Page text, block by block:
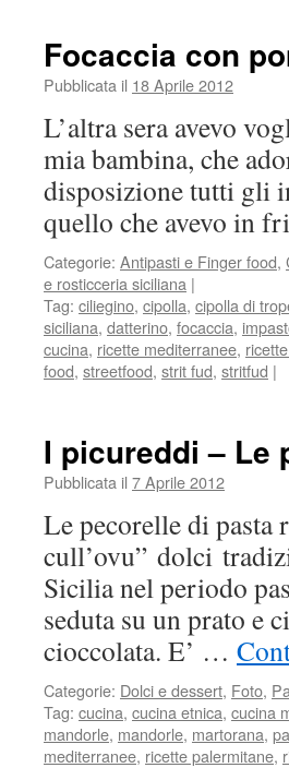
Focaccia con
Pubblicata il 18 Aprile 2012
L’altra sera avevo
mia bambina, che
disposizione tutti gli
quello che avevo in
Categorie: Antipasti e Finger food,
e rosticceria siciliana |
Tag: ciliegino, cipolla, cipolla di
siciliana, datterino, focaccia,
cucina, ricette mediterranee,
food, streetfood, strit fud, stritfud |
I picureddi – Le
Pubblicata il 7 Aprile 2012
Le pecorelle di pasta
cull’ovu” dolci
Sicilia nel periodo
seduta su un prato e
cioccolata. E’ …
Categorie: Dolci e dessert, Foto,
Tag: cucina, cucina etnica, cucina
mandorle, mandorle, martorana,
mediterranee, ricette palermitane,